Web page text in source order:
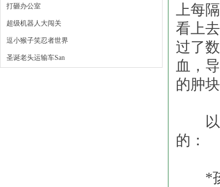
打砸办公室
超级机器人大闯关
逗小猴子笑忍者世界
圣诞老头运输车San
上每
看上
过了
血，
的肿
以下
的：
*孩